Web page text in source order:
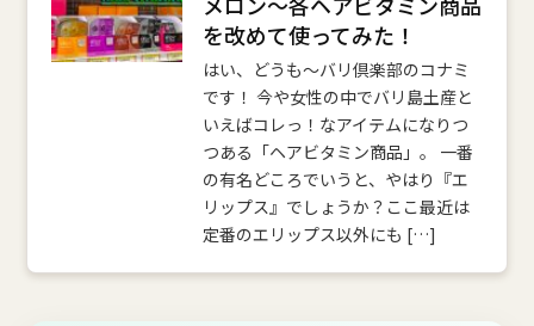
を改めて使ってみた！
はい、どうも～バリ倶楽部のコナミ
です！ 今や女性の中でバリ島土産と
いえばコレっ！なアイテムになりつ
つある「ヘアビタミン商品」。 一番
の有名どころでいうと、やはり『エ
リップス』でしょうか？ここ最近は
定番のエリップス以外にも […]